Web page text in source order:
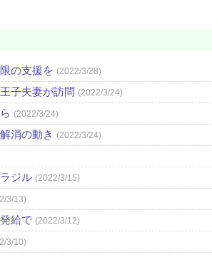
の支援を (2022/3/28)
子夫妻が訪問 (2022/3/24)
(2022/3/24)
消の動き (2022/3/24)
ジル (2022/3/15)
3/13)
給で (2022/3/12)
3/10)